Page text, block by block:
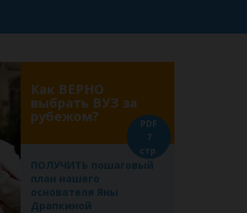
Как ВЕРНО
выбрать ВУЗ за
рубежом?
ПОЛУЧИТЬ пошаговый
план нашего
основателя Яны
Драпкиной
PDF
7
стр.